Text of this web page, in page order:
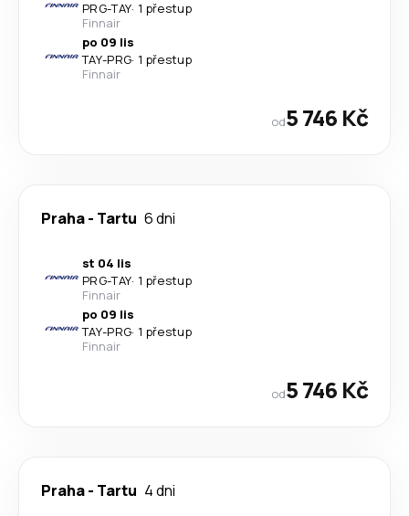
PRG-TAY· 1 přestup
Finnair
po 09 lis
TAY-PRG· 1 přestup
Finnair
od5 746 Kč
Praha- Tartu 6 dni
st 04 lis
PRG-TAY· 1 přestup
Finnair
po 09 lis
TAY-PRG· 1 přestup
Finnair
od5 746 Kč
Praha- Tartu 4 dni